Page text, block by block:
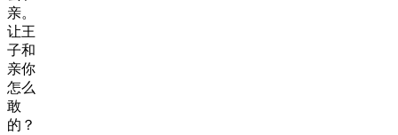
亲。
让王
子和
亲你
怎么
敢
的？